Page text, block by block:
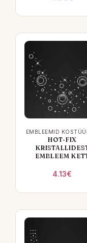
HOT-FIX
EMBLEEM
4.13€